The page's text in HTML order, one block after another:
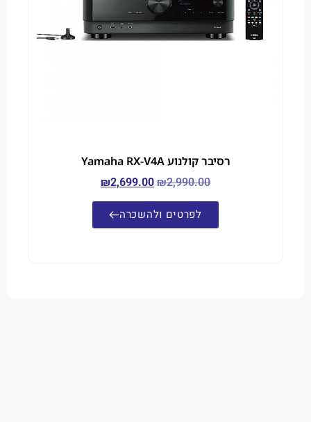
רסיבר קולנוע Yamaha RX-V4A
₪
₪2,699.00
לפרטים ולהשכרה